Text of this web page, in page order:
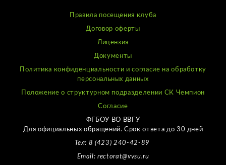
Правила посещения клуба
Договор оферты
Лицензия
Документы
Политика конфиденциальности и согласие на обработку
персональных данных
Положение о структурном подразделении СК Чемпион
Согласие
ФГБОУ ВО ВВГУ
Для официальных обращений. Срок ответа до 30 дней
Тел: 8 (423) 240-42-89
Email: rectorat@vvsu.ru